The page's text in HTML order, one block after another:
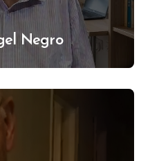
Negro